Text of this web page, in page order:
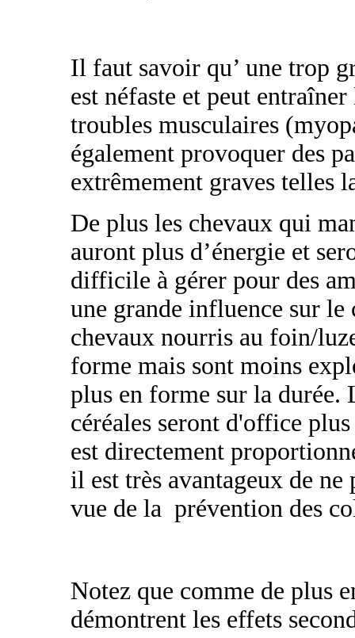
Il faut savoir qu’ une trop
est néfaste et peut
troubles musculaires
également provoquer des
extrêmement graves
De plus les chevaux qui
auront plus d’énergie et
difficile à gérer pour des
une grande influence sur
chevaux nourris au foin/
forme mais sont moins
plus en forme sur la durée.
céréales seront d'office
est directement
il est très avantageux de ne
vue de la prévention des
Notez que comme de plus
démontrent les effets